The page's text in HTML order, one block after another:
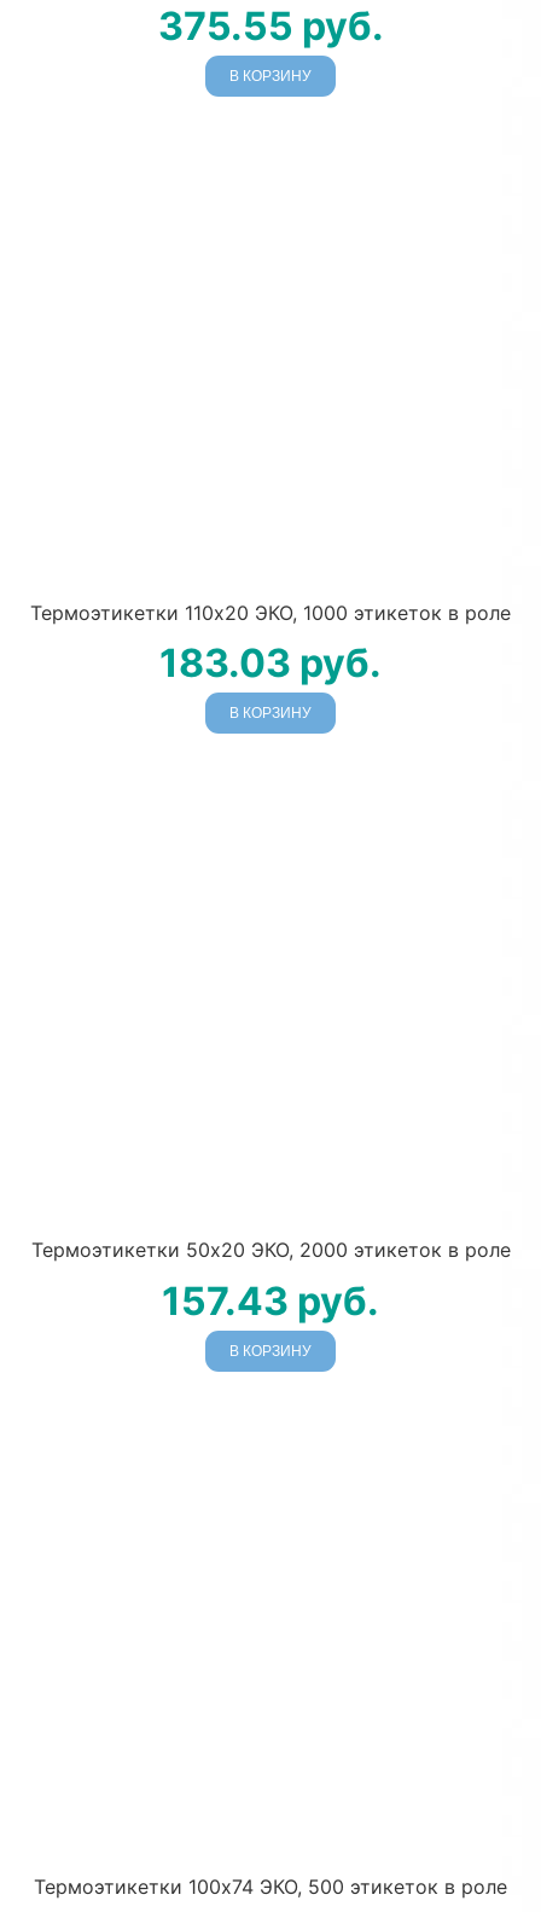
375.55 руб.
В КОРЗИНУ
Термоэтикетки 110х20 ЭКО, 1000 этикеток в роле
183.03 руб.
В КОРЗИНУ
Термоэтикетки 50х20 ЭКО, 2000 этикеток в роле
157.43 руб.
В КОРЗИНУ
Термоэтикетки 100х74 ЭКО, 500 этикеток в роле